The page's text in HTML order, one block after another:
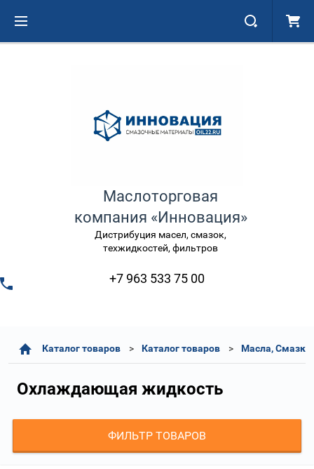
Маслоторговая
компания «Инновация»
Дистрибуция масел, смазок,
техжидкостей, фильтров
+7 963 533 75 00
Каталог товаров Каталог товаров Масла,
Охлаждающая жидкость
ФИЛЬТР ТОВАРОВ